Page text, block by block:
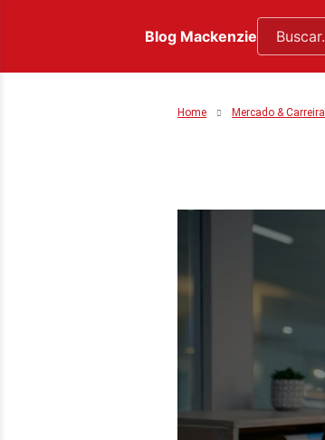
Blog Mackenzie
Home Mercado & Carreira